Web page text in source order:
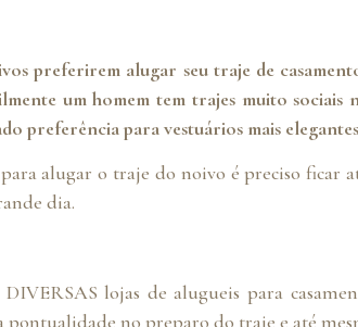
preferirem alugar seu traje de
um homem tem trajes muito
preferência para vestuários mais
alugar o traje do noivo é preciso ficar
dia.
lojas de alugueis para
pontualidade no preparo do traje e até